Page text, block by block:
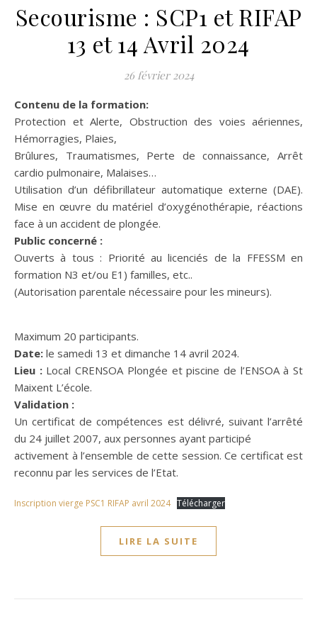
Secourisme : SCP1 et RIFAP
13 et 14 Avril 2024
26 février 2024
Contenu de la formation:
Protection et Alerte, Obstruction des voies aériennes,
Hémorragies, Plaies,
Brûlures, Traumatismes, Perte de connaissance, Arrêt
cardio pulmonaire, Malaises…
Utilisation d’un défibrillateur automatique externe (DAE).
Mise en œuvre du matériel d’oxygénothérapie, réactions
face à un accident de plongée.
Public concerné :
Ouverts à tous : Priorité au licenciés de la FFESSM en
formation N3 et/ou E1) familles, etc..
(Autorisation parentale nécessaire pour les mineurs).
Maximum 20 participants.
Date: le samedi 13 et dimanche 14 avril 2024.
Lieu :Local CRENSOA Plongée et piscine de l’ENSOA à St
Maixent L’école.
Validation :
Un certificat de compétences est délivré, suivant l’arrêté
du 24 juillet 2007, aux personnes ayant participé
activement à l’ensemble de cette session. Ce certificat est
reconnu par les services de l’Etat.
Inscription vierge PSC1 RIFAP avril 2024 Télécharger
LIRE LA SUITE